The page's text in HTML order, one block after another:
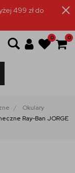
499 zł do
0 0
Okulary
Ray-Ban JORGE